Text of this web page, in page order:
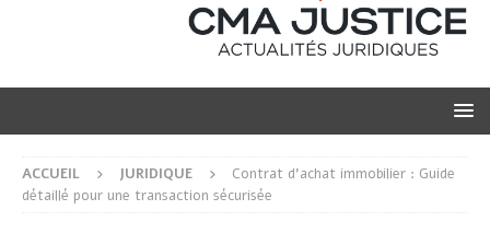
ACCUEIL JURIDIQUE
Contrat d’achat immobilier : Guide
détaillé pour une transaction sécurisée